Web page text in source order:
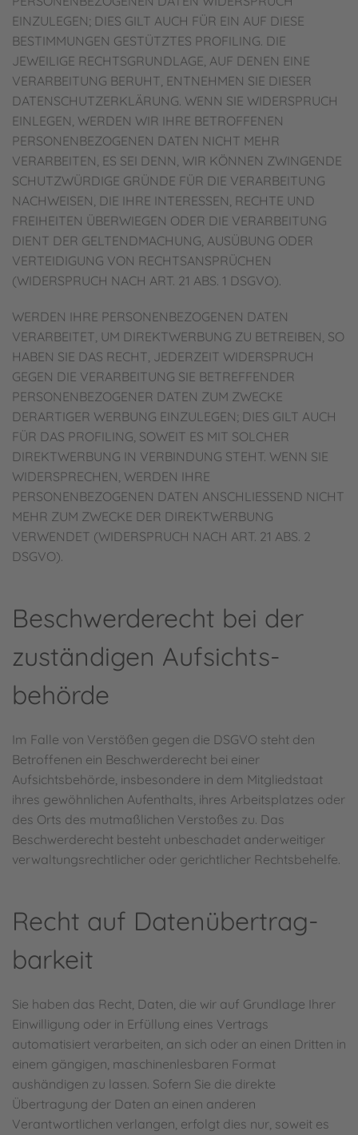
EINZULEGEN; DIES GILT AUCH FÜR EIN AUF DIESE
BESTIMMUNGEN GESTÜTZTES PROFILING. DIE
JEWEILIGE RECHTSGRUNDLAGE, AUF DENEN EINE
VERARBEITUNG BERUHT, ENTNEHMEN SIE DIESER
DATENSCHUTZERKLÄRUNG. WENN SIE WIDERSPRUCH
EINLEGEN, WERDEN WIR IHRE BETROFFENEN
PERSONENBEZOGENEN DATEN NICHT MEHR
VERARBEITEN, ES SEI DENN, WIR KÖNNEN ZWINGENDE
SCHUTZWÜRDIGE GRÜNDE FÜR DIE VERARBEITUNG
NACHWEISEN, DIE IHRE INTERESSEN, RECHTE UND
FREIHEITEN ÜBERWIEGEN ODER DIE VERARBEITUNG
DIENT DER GELTENDMACHUNG, AUSÜBUNG ODER
VERTEIDIGUNG VON RECHTSANSPRÜCHEN
(WIDERSPRUCH NACH ART. 21 ABS. 1 DSGVO).
WERDEN IHRE PERSONENBEZOGENEN DATEN
VERARBEITET, UM DIREKTWERBUNG ZU BETREIBEN, SO
HABEN SIE DAS RECHT, JEDERZEIT WIDERSPRUCH
GEGEN DIE VERARBEITUNG SIE BETREFFENDER
PERSONENBEZOGENER DATEN ZUM ZWECKE
DERARTIGER WERBUNG EINZULEGEN; DIES GILT AUCH
FÜR DAS PROFILING, SOWEIT ES MIT SOLCHER
DIREKTWERBUNG IN VERBINDUNG STEHT. WENN SIE
WIDERSPRECHEN, WERDEN IHRE
PERSONENBEZOGENEN DATEN ANSCHLIESSEND NICHT
MEHR ZUM ZWECKE DER DIREKTWERBUNG
VERWENDET (WIDERSPRUCH NACH ART. 21 ABS. 2
DSGVO).
Beschwerde­recht bei der
zuständigen Aufsichts­
behörde
Im Falle von Verstößen gegen die DSGVO steht den
Betroffenen ein Beschwerderecht bei einer
Aufsichtsbehörde, insbesondere in dem Mitgliedstaat
ihres gewöhnlichen Aufenthalts, ihres Arbeitsplatzes oder
des Orts des mutmaßlichen Verstoßes zu. Das
Beschwerderecht besteht unbeschadet anderweitiger
verwaltungsrechtlicher oder gerichtlicher Rechtsbehelfe.
Recht auf Daten­übertrag­
barkeit
Sie haben das Recht, Daten, die wir auf Grundlage Ihrer
Einwilligung oder in Erfüllung eines Vertrags
automatisiert verarbeiten, an sich oder an einen Dritten in
einem gängigen, maschinenlesbaren Format
aushändigen zu lassen. Sofern Sie die direkte
Übertragung der Daten an einen anderen
Verantwortlichen verlangen, erfolgt dies nur, soweit es